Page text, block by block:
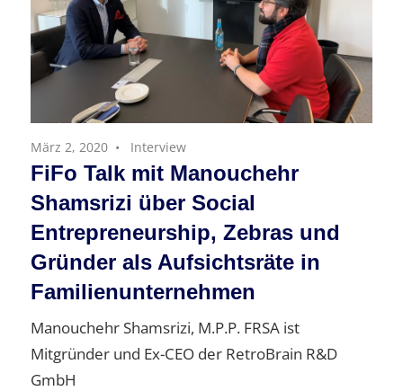
März 2, 2020 Interview
FiFo Talk mit Manouchehr
Shamsrizi über Social
Entrepreneurship, Zebras und
Gründer als Aufsichtsräte in
Familienunternehmen
Manouchehr Shamsrizi, M.P.P. FRSA ist
Mitgründer und Ex-CEO der RetroBrain R&D
GmbH